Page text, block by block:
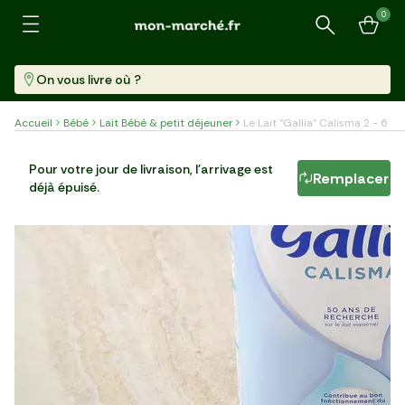
Recherche
0
On vous livre où ?
Accueil Bébé Lait Bébé & petit déjeuner Le Lait "Gallia" Calisma 2 - 6 à
Boite (830 G) 23,98 €/kg
Pour votre jour de livraison, l'arrivage est
déjà épuisé.
Remplacer